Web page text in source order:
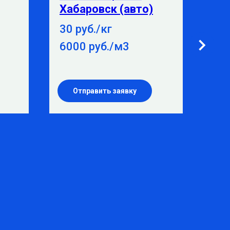
Хабаровск (авто)
30 руб./кг
6000 руб./м3
Отправить заявку